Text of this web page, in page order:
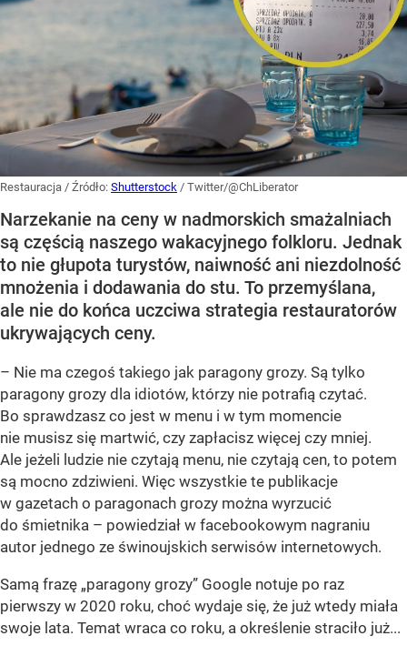
Restauracja / Źródło: Shutterstock / Twitter/@ChLiberator
Narzekanie na ceny w nadmorskich smażalniach
są częścią naszego wakacyjnego folkloru. Jednak
to nie głupota turystów, naiwność ani niezdolność
mnożenia i dodawania do stu. To przemyślana,
ale nie do końca uczciwa strategia restauratorów
ukrywających ceny.
– Nie ma czegoś takiego jak paragony grozy. Są tylko
paragony grozy dla idiotów, którzy nie potrafią czytać.
Bo sprawdzasz co jest w menu i w tym momencie
nie musisz się martwić, czy zapłacisz więcej czy mniej.
Ale jeżeli ludzie nie czytają menu, nie czytają cen, to potem
są mocno zdziwieni. Więc wszystkie te publikacje
w gazetach o paragonach grozy można wyrzucić
do śmietnika – powiedział w facebookowym nagraniu
autor jednego ze świnoujskich serwisów internetowych.
Samą frazę „paragony grozy” Google notuje po raz
pierwszy w 2020 roku, choć wydaje się, że już wtedy miała
swoje lata. Temat wraca co roku, a określenie straciło już...